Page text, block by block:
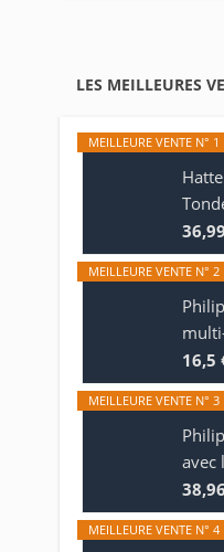
LES MEILLEURES
MEILLEURE VENTE N° 1
MEILLEURE VENTE N° 2
16,5
MEILLEURE VENTE N° 3
avec
MEILLEURE VENTE N° 4